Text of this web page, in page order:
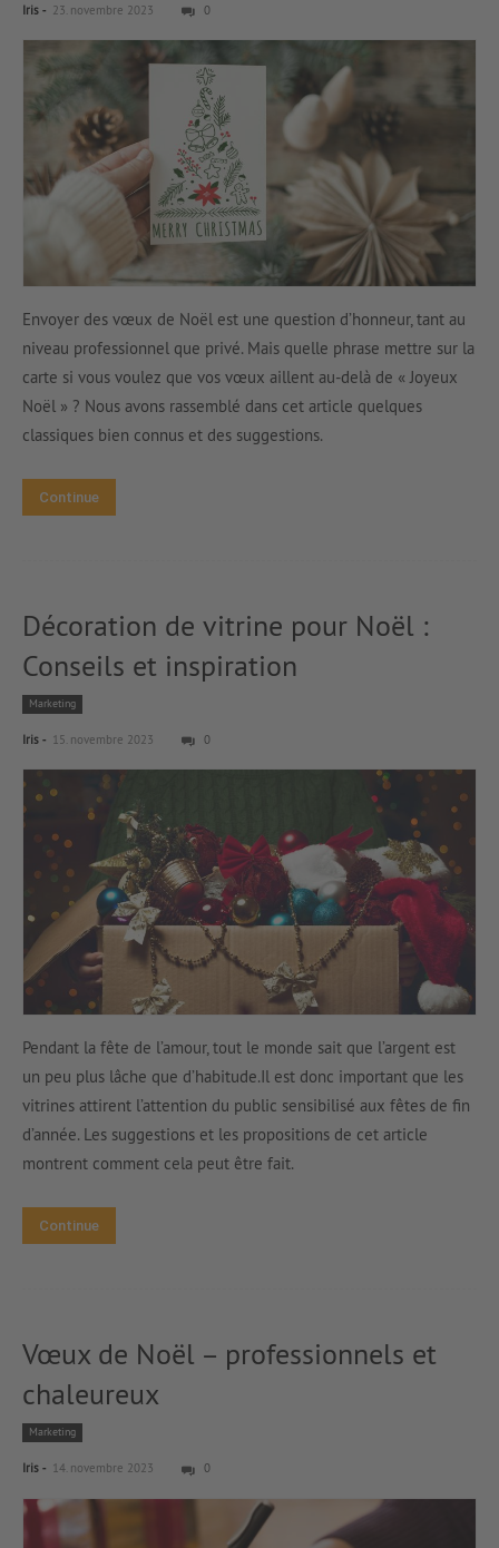
Iris - 23. novembre 2023 0
Envoyer des vœux de Noël est une question d’honneur, tant au
niveau professionnel que privé. Mais quelle phrase mettre sur la
carte si vous voulez que vos vœux aillent au-delà de « Joyeux
Noël » ? Nous avons rassemblé dans cet article quelques
classiques bien connus et des suggestions.
Continue
Décoration de vitrine pour Noël :
Conseils et inspiration
Marketing
Iris - 15. novembre 2023 0
Pendant la fête de l’amour, tout le monde sait que l’argent est
un peu plus lâche que d’habitude.Il est donc important que les
vitrines attirent l’attention du public sensibilisé aux fêtes de fin
d’année. Les suggestions et les propositions de cet article
montrent comment cela peut être fait.
Continue
Vœux de Noël – professionnels et
chaleureux
Marketing
Iris - 14. novembre 2023 0